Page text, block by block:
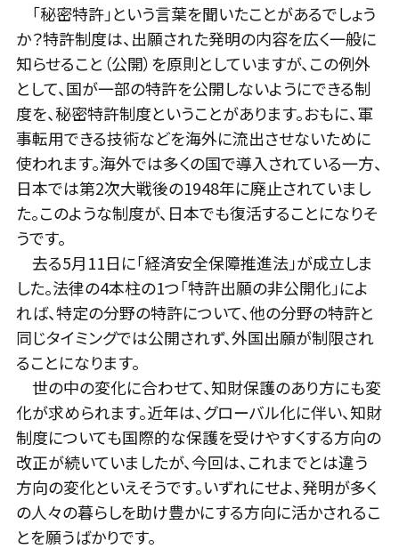
「秘密特許」という言葉を聞いたことがあるでしょう
か？特許制度は、出願された発明の内容を広く一般に
知らせること（公開）を原則としていますが、この例外
として、国が一部の特許を公開しないようにできる制
度を、秘密特許制度ということがあります。おもに、軍
事転用できる技術などを海外に流出させないために
使われます。海外では多くの国で導入されている一方、
日本では第2次大戦後の1948年に廃止されていまし
た。このような制度が、日本でも復活することになりそ
うです。
去る5月11日に「経済安全保障推進法」が成立しま
した。法律の4本柱の1つ「特許出願の非公開化」によ
れば、特定の分野の特許について、他の分野の特許と
同じタイミングでは公開されず、外国出願が制限され
ることになります。
世の中の変化に合わせて、知財保護のあり方にも変
化が求められます。近年は、グローバル化に伴い、知財
制度についても国際的な保護を受けやすくする方向の
改正が続いていましたが、今回は、これまでとは違う
方向の変化といえそうです。いずれにせよ、発明が多く
の人々の暮らしを助け豊かにする方向に活かされるこ
とを願うばかりです。